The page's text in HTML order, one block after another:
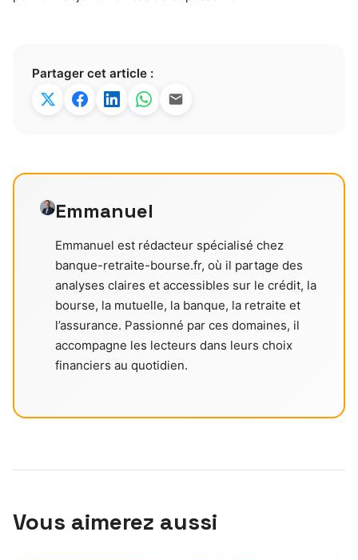
Partager cet article :
Emmanuel
Emmanuel est rédacteur spécialisé chez
banque-retraite-bourse.fr, où il partage des
analyses claires et accessibles sur le crédit, la
bourse, la mutuelle, la banque, la retraite et
l’assurance. Passionné par ces domaines, il
accompagne les lecteurs dans leurs choix
financiers au quotidien.
Vous aimerez aussi